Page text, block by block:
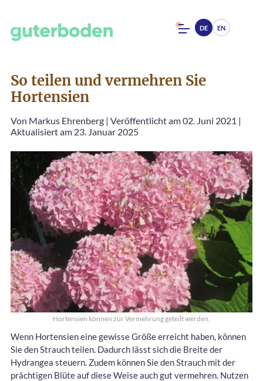
DE EN
So teilen und vermehren Sie
Hortensien
Von Markus Ehrenberg | Veröffentlicht am 02. Juni 2021 |
Aktualisiert am 23. Januar 2025
Hortensien können zur Vermehrung geteilt werden.
Wenn Hortensien eine gewisse Größe erreicht haben, können
Sie den Strauch teilen. Dadurch lässt sich die Breite der
Hydrangea steuern. Zudem können Sie den Strauch mit der
prächtigen Blüte auf diese Weise auch gut vermehren. Nutzen